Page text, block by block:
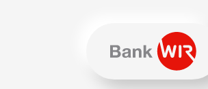
Zum Navigieren dieser Seite wird